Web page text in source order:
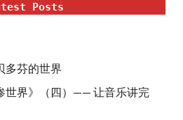
Posts
多芬的世界
世界》（四）—— 让音乐讲完